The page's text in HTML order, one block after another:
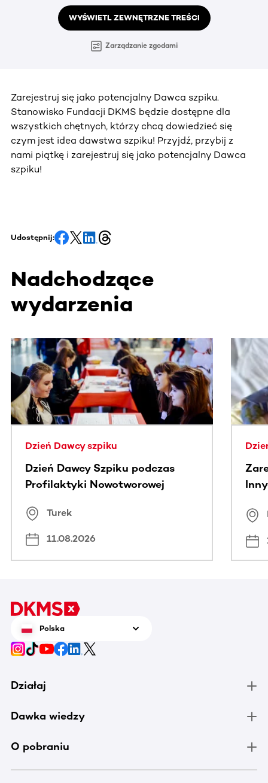
WYŚWIETL ZEWNĘTRZNE TREŚCI
Zarządzanie zgodami
Zarejestruj się jako potencjalny Dawca szpiku.
Stanowisko Fundacji DKMS będzie dostępne dla
wszystkich chętnych, którzy chcą dowiedzieć się
czym jest idea dawstwa szpiku! Przyjdź, przybij z
nami piątkę i zarejestruj się jako potencjalny Dawca
szpiku!
Udostępnij:
Nadchodzące
wydarzenia
Ta sekcja zawiera treści przewijane w poziomie. Użyj
Dzień Dawcy szpiku
Dzień Dawcy Szpiku podczas
Profilaktyki Nowotworowej
Turek
11.08.2026
Polska
Działaj
Dawka wiedzy
O pobraniu